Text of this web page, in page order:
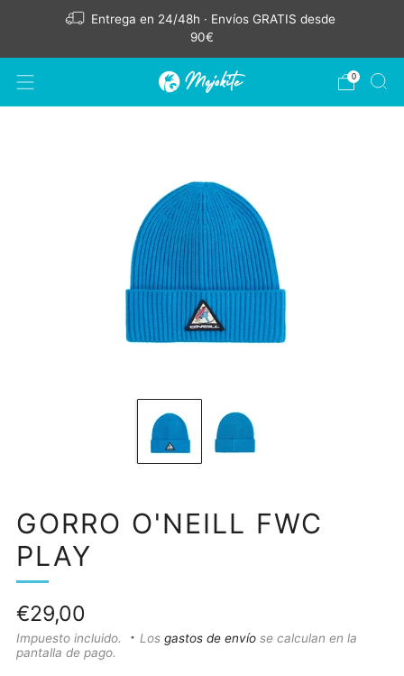
Entrega en 24/48h · Envíos GRATIS desde
90€
0
GORRO O'NEILL FWC
PLAY
Precio
habitual
€29,00
Impuesto incluido. Los gastos de envío se calculan en la
pantalla de pago.